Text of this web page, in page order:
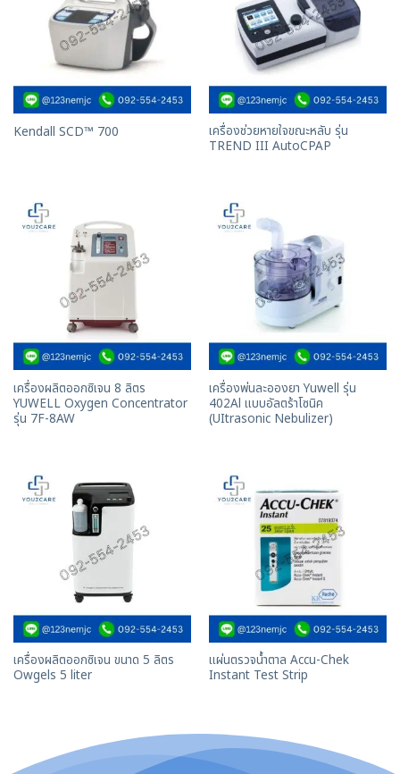
Kendall SCD™ 700
เครื่องช่วยหายใจขณะหลับ รุ่น
TREND III AutoCPAP
เครื่องผลิตออกซิเจน 8 ลิตร
YUWELL Oxygen Concentrator
รุ่น 7F-8AW
เครื่องพ่นละอองยา Yuwell รุ่น
402Al แบบอัลตร้าโซนิค
(UItrasonic Nebulizer)
เครื่องผลิตออกซิเจน ขนาด 5 ลิตร
Owgels 5 liter
แผ่นตรวจน้ำตาล Accu-Chek
Instant Test Strip